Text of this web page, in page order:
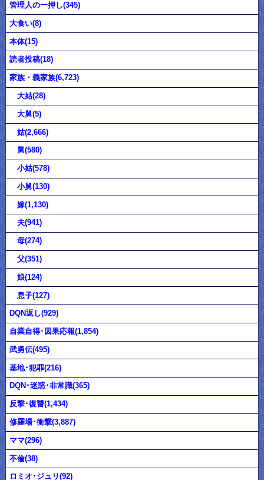
管理人の一押し(345)
大食い(8)
本体(15)
読者投稿(18)
家族・義家族(6,723)
大姑(28)
大舅(5)
姑(2,666)
舅(580)
小姑(578)
小舅(130)
嫁(1,130)
夫(941)
母(274)
父(351)
娘(124)
息子(127)
DQN返し(929)
自業自得･因果応報(1,854)
武勇伝(495)
基地･犯罪(216)
DQN･迷惑･非常識(365)
反撃･復讐(1,434)
修羅場･衝撃(3,887)
ママ(296)
不倫(38)
ロミオ･ジュリ(92)